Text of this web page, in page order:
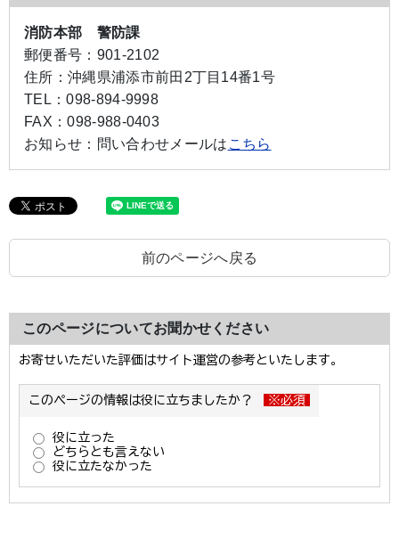
消防本部 警防課
郵便番号： 901-2102
住所： 沖縄県浦添市前田2丁目14番1号
TEL：098-894-9998
FAX：098-988-0403
お知らせ： 問い合わせメールは こちら
前のページへ戻る
このページについてお聞かせください